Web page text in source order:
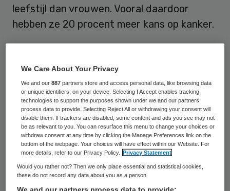
leefstijl dan vrouwen. Vooral daardoor
hebben ze 20 procent meer kans op kanker.
Dat heeft hetWereld Kanker Onderzoek
Fonds(maandag gemeld bij de presentatie
van een gezondheidsgids die speciaal is
gericht op het mannelijk deel van de
Nederlandse bevolking. De gids geeft hen
informatie over gezond leven. Deze
gezondheidsgids is gratis te downloaden
We Care About Your Privacy
We and our887 partners store and access personal data, like browsing data
or unique identifiers, on your device. Selecting I Accept enables tracking
technologies to support the purposes shown under we and our partners
process data to provide. Selecting Reject All or withdrawing your consent will
disable them. If trackers are disabled, some content and ads you see may not
be as relevant to you. You can resurface this menu to change your choices or
withdraw consent at any time by clicking the Manage Preferences link on the
bottom of the webpage. Your choices will have effect within our Website. For
more details, refer to our Privacy Policy.
Privacy Statement
Would you rather not? Then we only place essential and statistical cookies,
these do not record any data about you as a person
We and our partners process data to provide: